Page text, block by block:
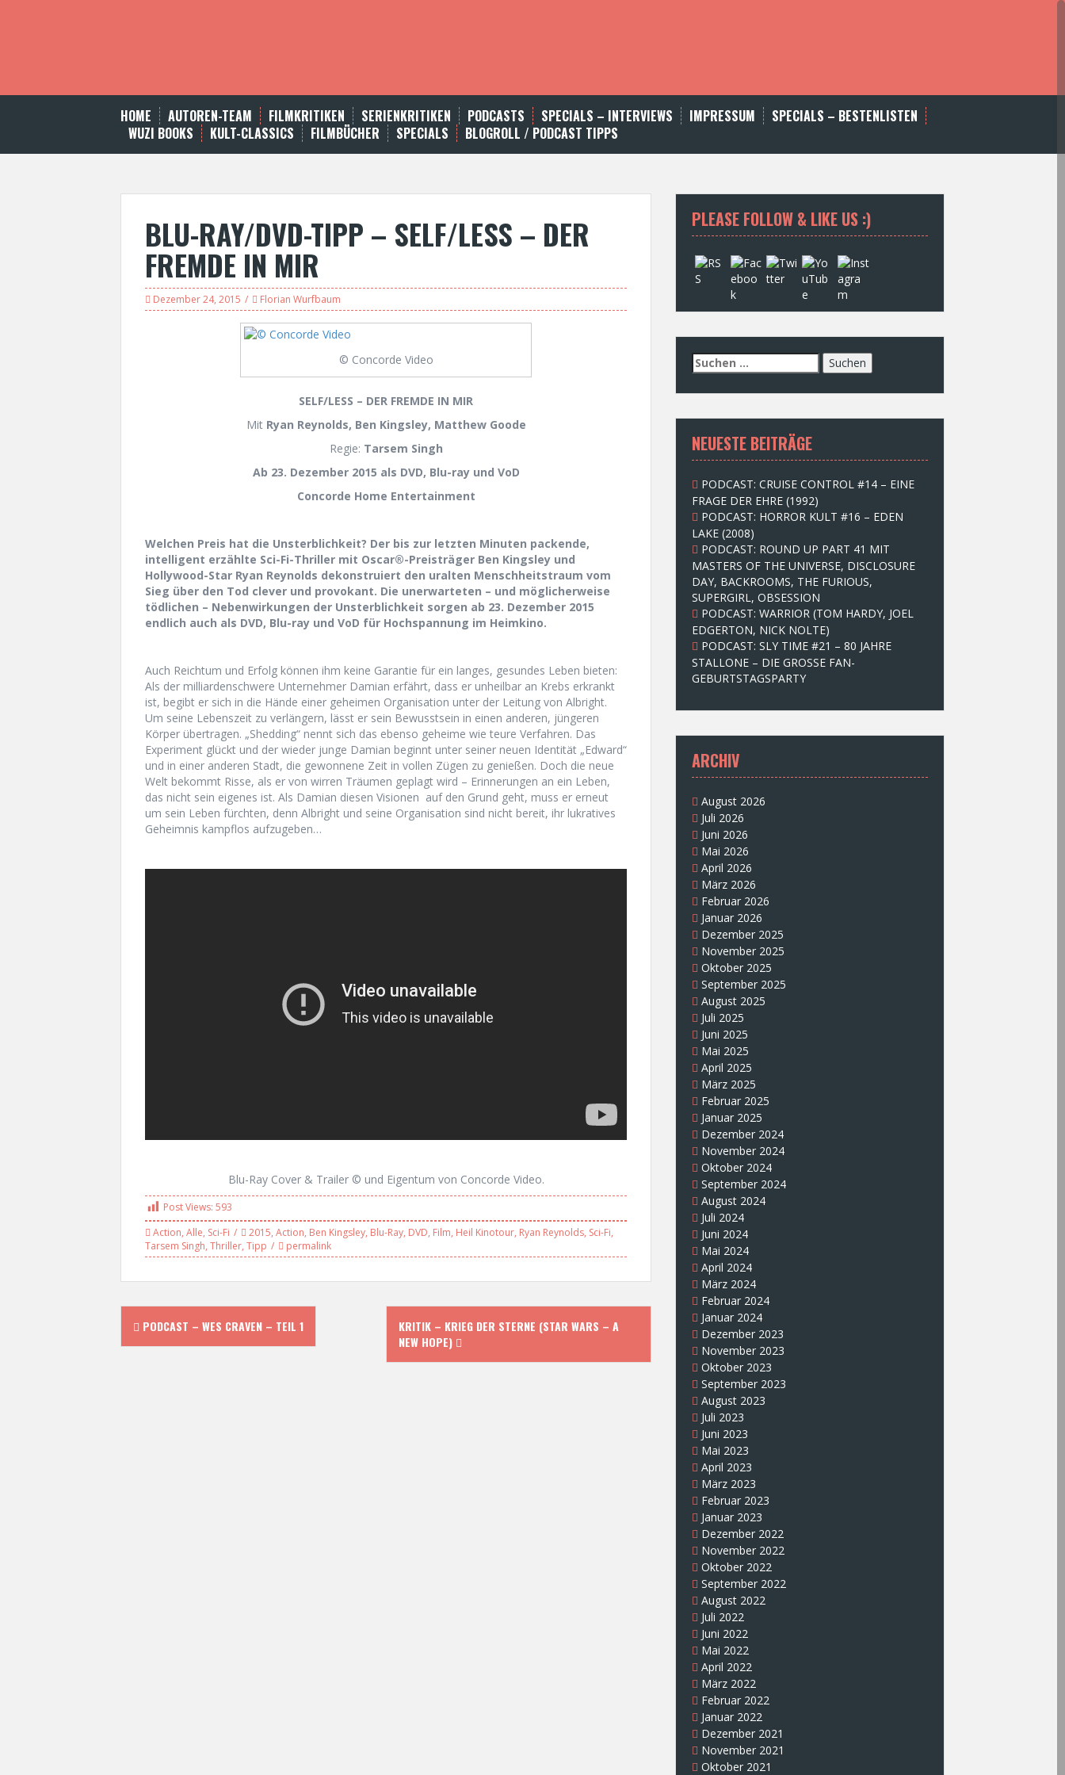
t
HOME AUTOREN-TEAM FILMKRITIKEN SERIENKRITIKEN PODCASTS SPECIALS – INTERVIEWS IMPRESSUM
SPECIALS – BESTENLISTEN
WUZI BOOKS
KULT-CLASSICS FILMBÜCHER SPECIALS BLOGROLL / PODCAST TIPPS
BLU-RAY/DVD-TIPP – SELF/LESS – DER
FREMDE IN MIR
Dezember 24, 2015 Florian Wurfbaum
© Concorde Video
SELF/LESS – DER FREMDE IN MIR
Mit Ryan Reynolds, Ben Kingsley, Matthew Goode
Regie: Tarsem Singh
Ab 23. Dezember2015 als DVD, Blu-ray und VoD
Concorde Home Entertainment
Welchen Preis hat die Unsterblichkeit? Der bis zur letzten Minuten packende,
intelligent erzählte Sci-Fi-Thriller mit Oscar®-Preisträger Ben Kingsley und
Hollywood-Star Ryan Reynolds dekonstruiert den uralten Menschheitstraum vom
Sieg über den Tod clever und provokant. Die unerwarteten – und möglicherweise
tödlichen – Nebenwirkungen der Unsterblichkeit sorgen ab 23. Dezember 2015
endlich auch als DVD, Blu-ray und VoD für Hochspannung im Heimkino.
Auch Reichtum und Erfolg können ihm keine Garantie für ein langes, gesundes Leben bieten:
Als der milliardenschwere Unternehmer Damian erfährt, dass er unheilbar an Krebs erkrankt
ist, begibt er sich in die Hände einer geheimen Organisation unter der Leitung von Albright.
Um seine Lebenszeit zu verlängern, lässt er sein Bewusstsein in einen anderen, jüngeren
Körper übertragen. „Shedding“ nennt sich das ebenso geheime wie teure Verfahren. Das
Experiment glückt und der wieder junge Damian beginnt unter seiner neuen Identität „Edward“
und in einer anderen Stadt, die gewonnene Zeit in vollen Zügen zu genießen. Doch die neue
Welt bekommt Risse, als er von wirren Träumen geplagt wird – Erinnerungen an ein Leben,
das nicht sein eigenes ist. Als Damian diesen Visionen auf den Grund geht, muss er erneut
um sein Leben fürchten, denn Albright und seine Organisation sind nicht bereit, ihr lukratives
Geheimnis kampflos aufzugeben…
Blu-Ray Cover & Trailer © und Eigentum von Concorde Video.
Post Views: 593
Action, Alle, Sci-Fi 2015, Action, Ben Kingsley, Blu-Ray, DVD, Film, Heil Kinotour, Ryan Reynolds, Sci-Fi,
Tarsem Singh, Thriller, Tipp permalink
P PODCAST – WES CRAVEN – TEIL 1
KRITIK – KRIEG DER STERNE (STAR WARS – A
NEW HOPE)
PLEASE FOLLOW & LIKE US :)
S
u
c
e
n
n
c
h
:
NEUESTE BEITRÄGE
PODCAST: CRUISE CONTROL #14 – EINE
FRAGE DER EHRE (1992)
PODCAST: HORROR KULT #16 – EDEN
LAKE (2008)
PODCAST: ROUND UP PART 41 MIT
MASTERS OF THE UNIVERSE, DISCLOSURE
DAY, BACKROOMS, THE FURIOUS,
SUPERGIRL, OBSESSION
PODCAST: WARRIOR (TOM HARDY, JOEL
EDGERTON, NICK NOLTE)
PODCAST: SLY TIME #21 – 80 JAHRE
STALLONE – DIE GROSSE FAN-
GEBURTSTAGSPARTY
ARCHIV
August 2026
Juli 2026
Juni 2026
Mai 2026
April 2026
März 2026
Februar 2026
Januar 2026
Dezember 2025
November 2025
Oktober 2025
September 2025
August 2025
Juli 2025
Juni 2025
Mai 2025
April 2025
März 2025
Februar 2025
Januar 2025
Dezember 2024
November 2024
Oktober 2024
September 2024
August 2024
Juli 2024
Juni 2024
Mai 2024
April 2024
März 2024
Februar 2024
Januar 2024
Dezember 2023
November 2023
Oktober 2023
September 2023
August 2023
Juli 2023
Juni 2023
Mai 2023
April 2023
März 2023
Februar 2023
Januar 2023
Dezember 2022
November 2022
Oktober 2022
September 2022
August 2022
Juli 2022
Juni 2022
Mai 2022
April 2022
März 2022
Februar 2022
Januar 2022
Dezember 2021
November 2021
Oktober 2021